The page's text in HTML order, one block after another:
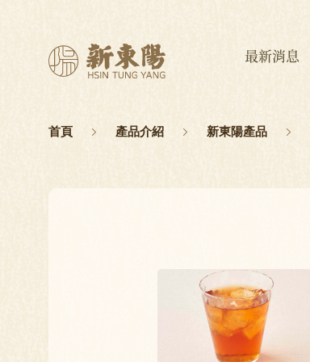
最新消息
首頁 產品介紹 新東陽產品